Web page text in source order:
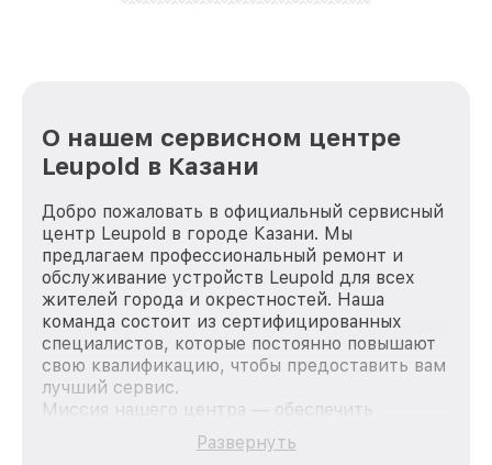
О нашем сервисном центре
Leupold в Казани
Добро пожаловать в официальный сервисный
центр Leupold в городе Казани. Мы
предлагаем профессиональный ремонт и
обслуживание устройств Leupold для всех
жителей города и окрестностей. Наша
команда состоит из сертифицированных
специалистов, которые постоянно повышают
свою квалификацию, чтобы предоставить вам
лучший сервис.
Миссия нашего центра — обеспечить
качественный и доступный ремонт для
каждого пользователя продукции Leupold, вне
Развернуть